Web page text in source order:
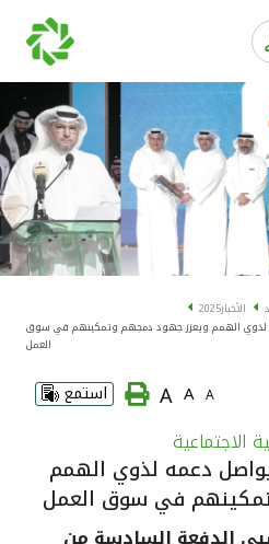
للأفراد
للشركات
الخدمات المالية
الأخبار2025
لذوي الهمم ويعزز جهود دمجهم وتمكينهم في سوق
العمل
A
A
A استمع
الاجتماعية
دعمه لذوي الهمم
في سوق العمل